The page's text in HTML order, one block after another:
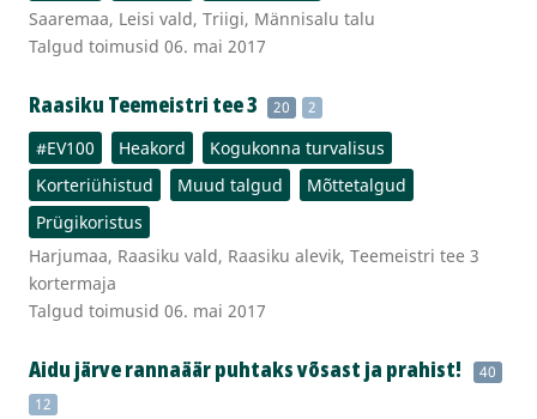
Saaremaa, Leisi vald, Triigi, Männisalu talu
Talgud toimusid 06. mai 2017
Raasiku Teemeistri tee 3 20 2
#EV100 Heakord
Kogukonna turvalisus
Korteriühistud
Muud talgud
Mõttetalgud
Prügikoristus
Harjumaa, Raasiku vald, Raasiku alevik, Teemeistri tee 3
kortermaja
Talgud toimusid 06. mai 2017
Aidu järve rannaäär puhtaks võsast ja prahist!
40
12